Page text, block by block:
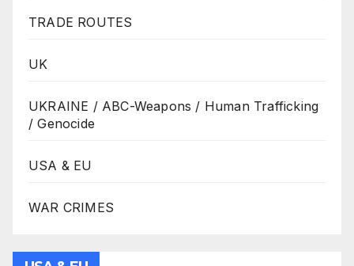
TRADE ROUTES
UK
UKRAINE / ABC-Weapons / Human Trafficking
/ Genocide
USA & EU
WAR CRIMES